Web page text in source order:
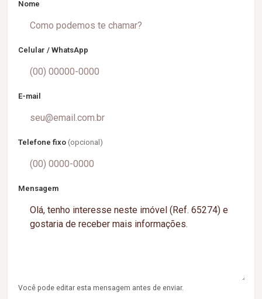
Nome
Celular / WhatsApp
E-mail
Telefone fixo (opcional)
Mensagem
Você pode editar esta mensagem antes de enviar.